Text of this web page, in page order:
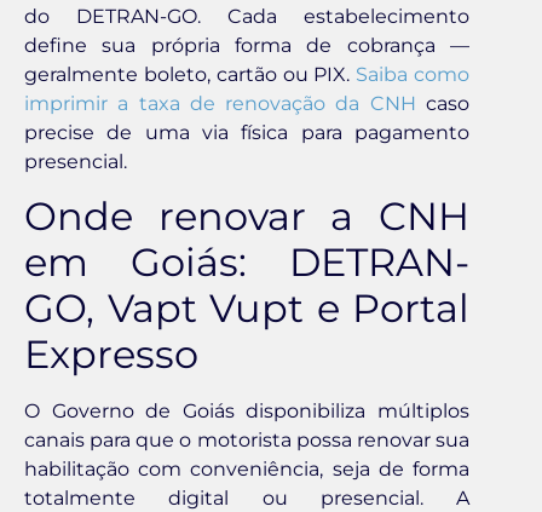
do DETRAN-GO. Cada estabelecimento
define sua própria forma de cobrança —
geralmente boleto, cartão ou PIX. Saiba como
imprimir a taxa de renovação da CNH caso
precise de uma via física para pagamento
presencial.
Onde renovar a CNH
em Goiás: DETRAN-
GO, Vapt Vupt e Portal
Expresso
O Governo de Goiás disponibiliza múltiplos
canais para que o motorista possa renovar sua
habilitação com conveniência, seja de forma
totalmente digital ou presencial. A